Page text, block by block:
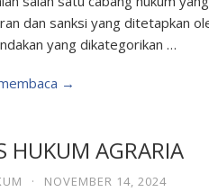
dan sanksi yang ditetapkan
yang dikategorikan …
→
HUKUM AGRARIA
· NOVEMBER 14, 2024